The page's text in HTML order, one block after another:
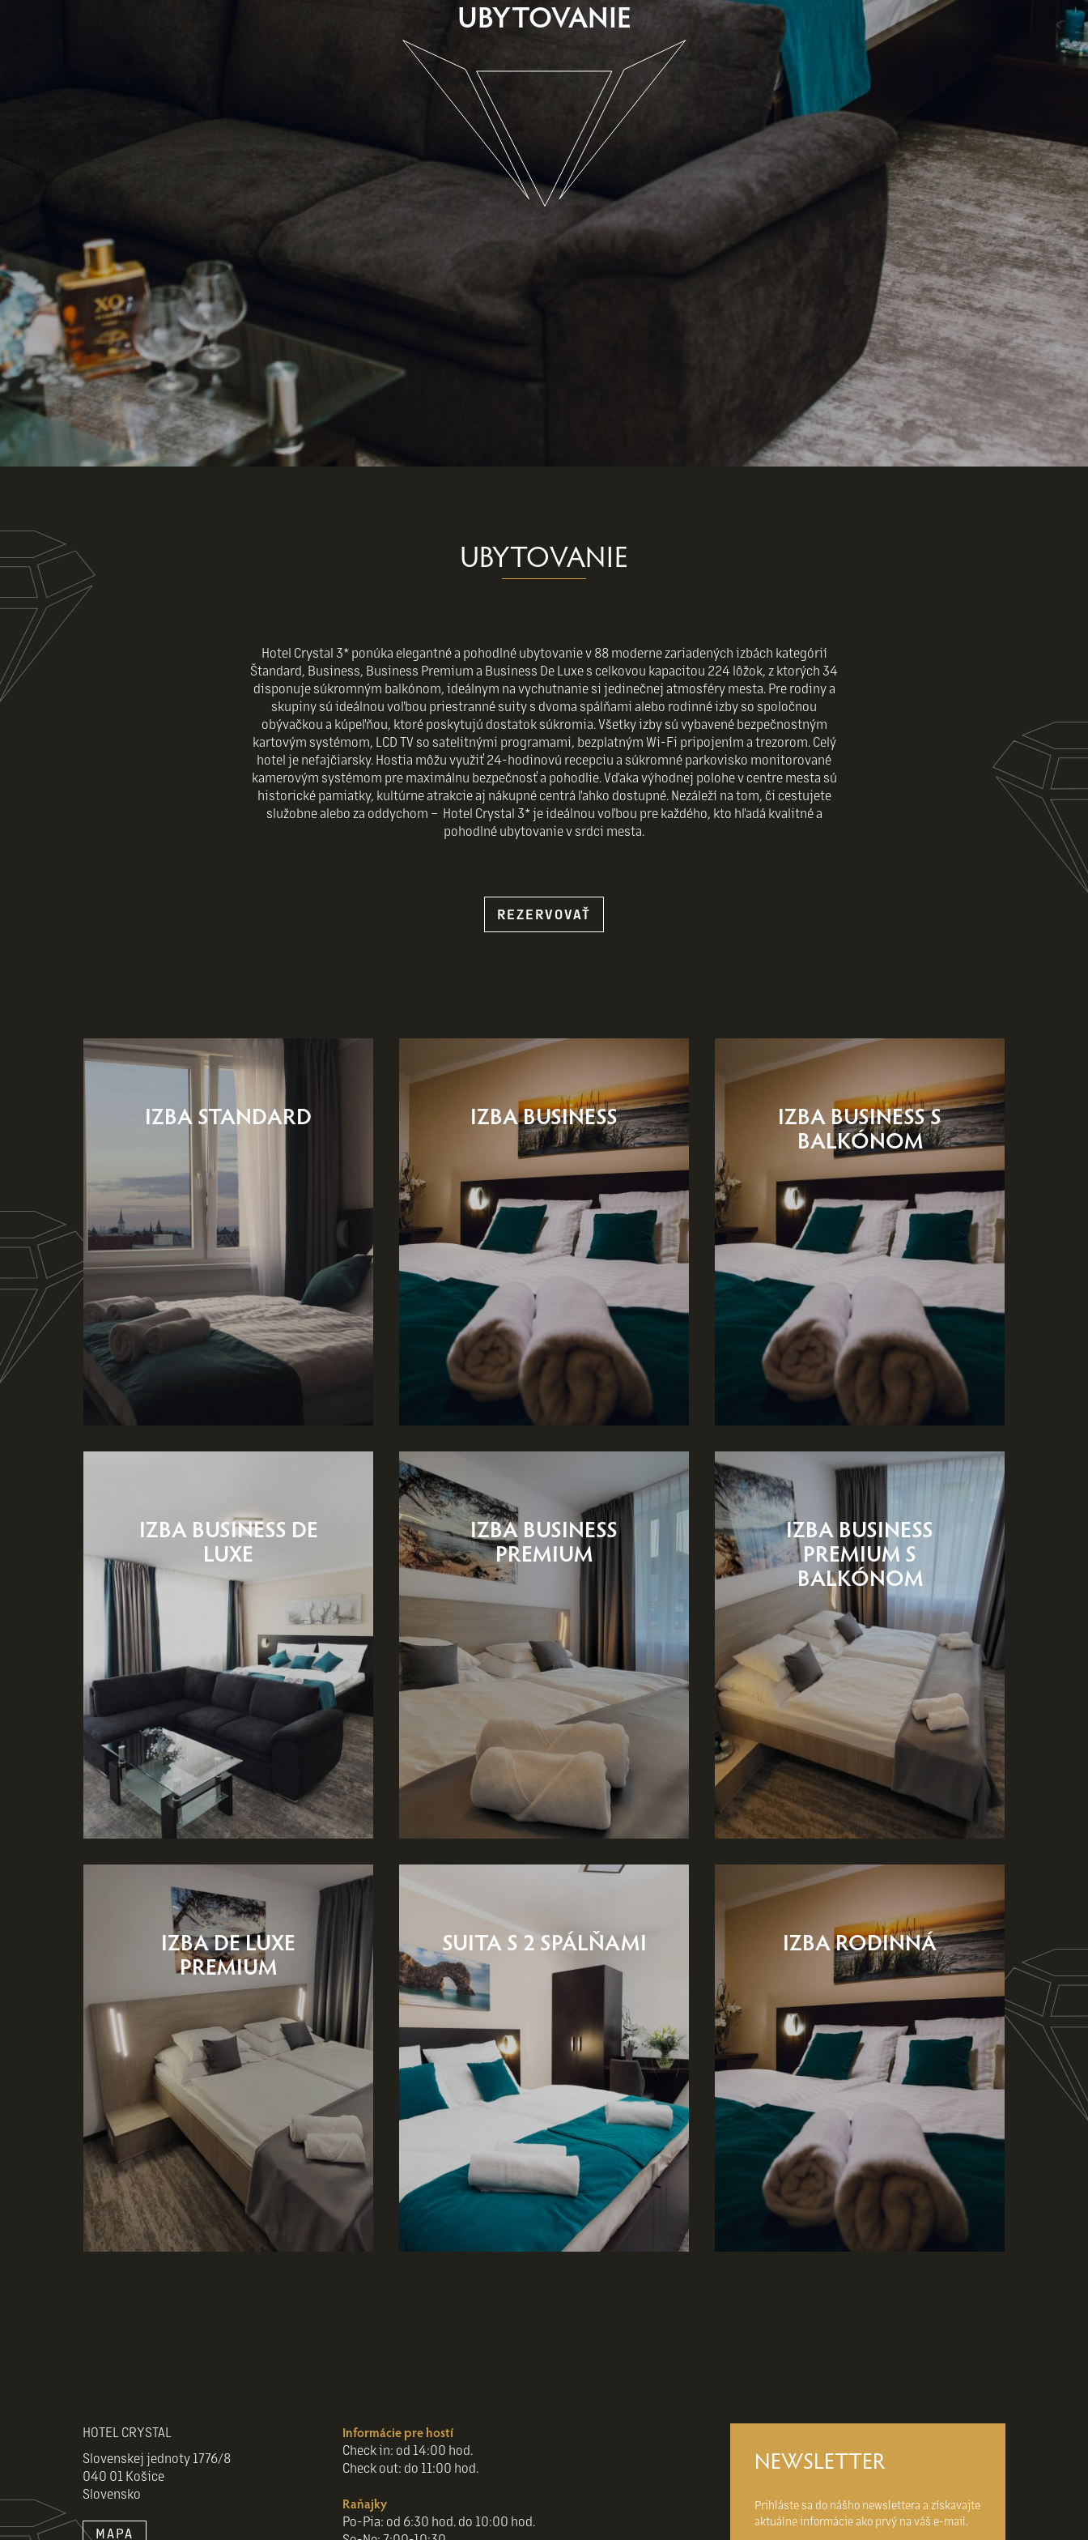
UBYTOVANIE
UBYTOVANIE
Hotel Crystal 3* ponúka elegantné a pohodlné ubytovanie v 88 moderne zariadených izbách kategórií
Štandard, Business, Business Premium a Business De Luxe s celkovou kapacitou 224 lôžok, z ktorých 34
disponuje súkromným balkónom, ideálnym na vychutnanie si jedinečnej atmosféry mesta. Pre rodiny a
skupiny sú ideálnou voľbou priestranné suity s dvoma spálňami alebo rodinné izby so spoločnou
obývačkou a kúpeľňou, ktoré poskytujú dostatok súkromia. Všetky izby sú vybavené bezpečnostným
kartovým systémom, LCD TV so satelitnými programami, bezplatným Wi-Fi pripojením a trezorom. Celý
hotel je nefajčiarsky. Hostia môžu využiť 24-hodinovú recepciu a súkromné parkovisko monitorované
kamerovým systémom pre maximálnu bezpečnosť a pohodlie. Vďaka výhodnej polohe v centre mesta sú
historické pamiatky, kultúrne atrakcie aj nákupné centrá ľahko dostupné. Nezáleží na tom, či cestujete
služobne alebo za oddychom – Hotel Crystal 3* je ideálnou voľbou pre každého, kto hľadá kvalitné a
pohodlné ubytovanie v srdci mesta.
REZERVOVAŤ
IZBA STANDARD IZBA BUSINESS IZBA BUSINESS S
BALKÓNOM
IZBA BUSINESS DE
LUXE
IZBA BUSINESS
PREMIUM
IZBA BUSINESS
PREMIUM S
BALKÓNOM
IZBA DE LUXE
PREMIUM
SUITA S 2 SPÁLŇAMI IZBA RODINNÁ
HOTEL CRYSTAL
Slovenskej jednoty 1776/8
040 01 Košice
Slovensko
MAPA
Informácie pre hostí
Check in: od 14:00 hod.
Check out: do 11:00 hod.
Raňajky
Po-Pia: od 6:30 hod. do 10:00 hod.
NEWSLETTER
Prihláste sa do nášho newslettera a získavajte
aktuálne informácie ako prvý na váš e-mail.